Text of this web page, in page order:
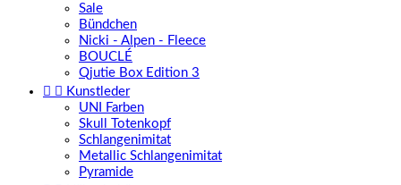
Sale
Bündchen
Nicki - Alpen - Fleece
BOUCLÉ
Qjutie Box Edition 3
  Kunstleder
UNI Farben
Skull Totenkopf
Schlangenimitat
Metallic Schlangenimitat
Pyramide